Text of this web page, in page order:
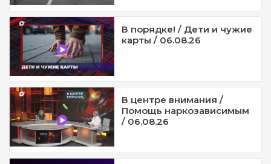
В порядке! / Дети и чужие
карты / 06.08.26
В центре внимания /
Помощь наркозависимым
/ 06.08.26